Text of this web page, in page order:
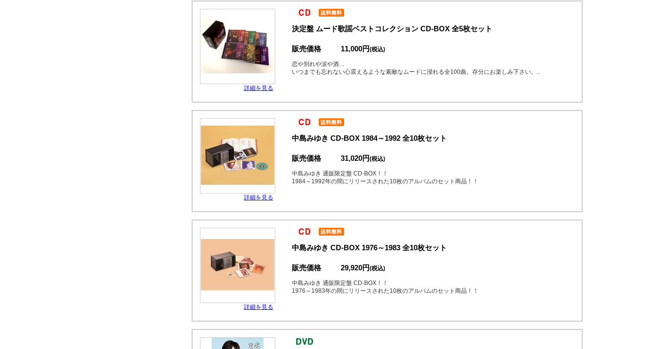
詳細を見る
決定盤 ムード歌謡ベストコレクション CD-BOX 全5枚セット
販売価格 11,000円(税込)
恋や別れや涙や酒…
いつまでも忘れない心震えるような素敵なムードに浸れる全100曲。存分にお楽しみ下さい。..
詳細を見る
中島みゆき CD-BOX 1984～1992 全10枚セット
販売価格 31,020円(税込)
中島みゆき 通販限定盤 CD-BOX！！
1984～1992年の間にリリースされた10枚のアルバムのセット商品！！
詳細を見る
中島みゆき CD-BOX 1976～1983 全10枚セット
販売価格 29,920円(税込)
中島みゆき 通販限定盤 CD-BOX！！
1976～1983年の間にリリースされた10枚のアルバムのセット商品！！